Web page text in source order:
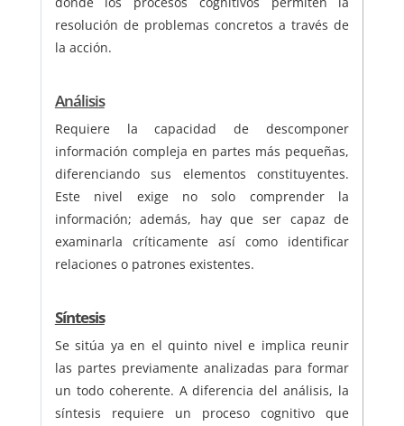
resolución de problemas concretos a través de
la acción.
Análisis
Requiere la capacidad de descomponer
información compleja en partes más pequeñas,
diferenciando sus elementos constituyentes.
Este nivel exige no solo comprender la
información; además, hay que ser capaz de
examinarla críticamente así como identificar
relaciones o patrones existentes.
Síntesis
Se sitúa ya en el quinto nivel e implica reunir
las partes previamente analizadas para formar
un todo coherente. A diferencia del análisis, la
síntesis requiere un proceso cognitivo que